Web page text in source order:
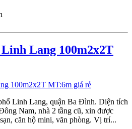
Lang 100m2x2T
Linh Lang, quận Ba Đình. Diện tích
Nam, nhà 2 tầng cũ, xin được
căn hộ mini, văn phòng. Vị trí...